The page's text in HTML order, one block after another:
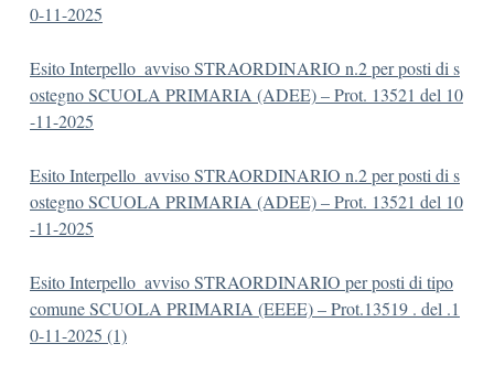
0-11-2025
Esito Interpello_avviso STRAORDINARIO n.2 per posti di s
ostegno SCUOLA PRIMARIA (ADEE) – Prot. 13521 del 10
-11-2025
Esito Interpello_avviso STRAORDINARIO n.2 per posti di s
ostegno SCUOLA PRIMARIA (ADEE) – Prot. 13521 del 10
-11-2025
Esito Interpello_avviso STRAORDINARIO per posti di tipo
comune SCUOLA PRIMARIA (EEEE) – Prot.13519 . del .1
0-11-2025 (1)